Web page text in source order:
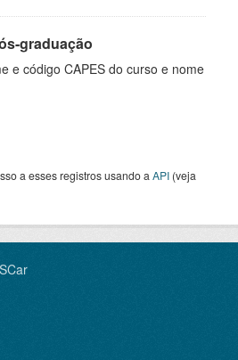
graduação
e código CAPES do curso e nome
a esses registros usando a API (veja